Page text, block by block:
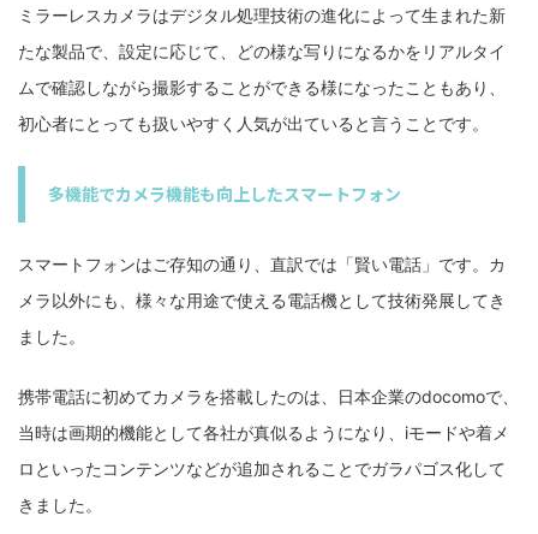
ミラーレスカメラはデジタル処理技術の進化によって生まれた新
たな製品で、設定に応じて、どの様な写りになるかをリアルタイ
ムで確認しながら撮影することができる様になったこともあり、
初心者にとっても扱いやすく人気が出ていると言うことです。
多機能でカメラ機能も向上したスマートフォン
スマートフォンはご存知の通り、直訳では「賢い電話」です。カ
メラ以外にも、様々な用途で使える電話機として技術発展してき
ました。
携帯電話に初めてカメラを搭載したのは、日本企業のdocomoで、
当時は画期的機能として各社が真似るようになり、iモードや着メ
ロといったコンテンツなどが追加されることでガラパゴス化して
きました。